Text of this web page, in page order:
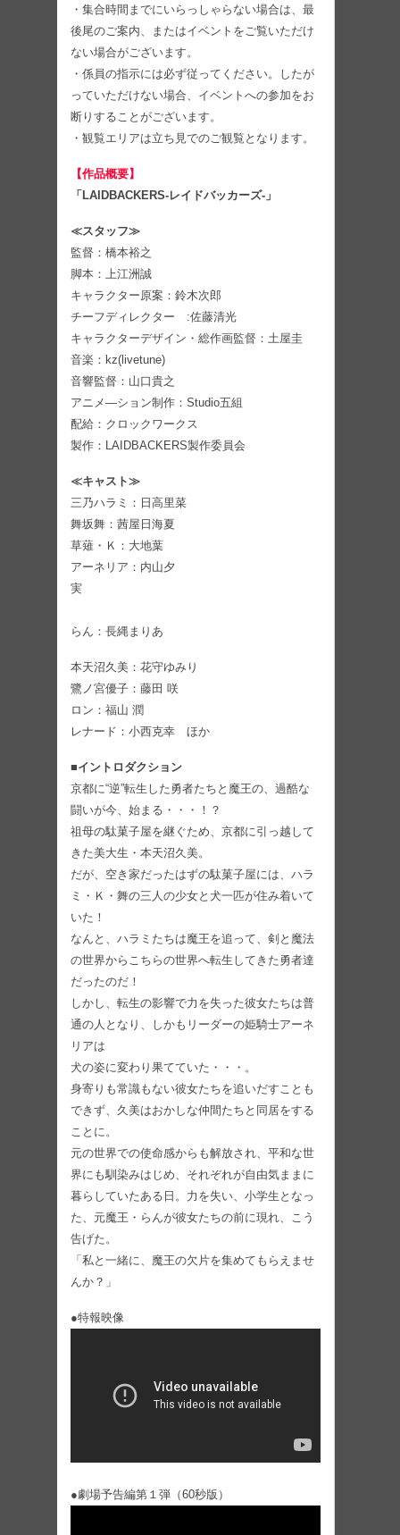
・集合時間までにいらっしゃらない場合は、最
後尾のご案内、またはイベントをご覧いただけ
ない場合がございます。
・係員の指示には必ず従ってください。したが
っていただけない場合、イベントへの参加をお
断りすることがございます。
・観覧エリアは立ち見でのご観覧となります。
【作品概要】
「LAIDBACKERS-レイドバッカーズ-」
≪スタッフ≫
監督：橋本裕之
脚本：上江洲誠
キャラクター原案：鈴木次郎
チーフディレクター :佐藤清光
キャラクターデザイン・総作画監督：土屋圭
音楽：kz(livetune)
音響監督：山口貴之
アニメ―ション制作：Studio五組
配給：クロックワークス
製作：LAIDBACKERS製作委員会
≪キャスト≫
三乃ハラミ：日高里菜
舞坂舞：茜屋日海夏
草薙・Ｋ：大地葉
アーネリア：内山夕
実
らん：長縄まりあ
本天沼久美：花守ゆみり
鷺ノ宮優子：藤田 咲
ロン：福山 潤
レナード：小西克幸 ほか
■イントロダクション
京都に“逆”転生した勇者たちと魔王の、過酷な
闘いが今、始まる・・・！？
祖母の駄菓子屋を継ぐため、京都に引っ越して
きた美大生・本天沼久美。
だが、空き家だったはずの駄菓子屋には、ハラ
ミ・Ｋ・舞の三人の少女と犬一匹が住み着いて
いた！
なんと、ハラミたちは魔王を追って、剣と魔法
の世界からこちらの世界へ転生してきた勇者達
だったのだ！
しかし、転生の影響で力を失った彼女たちは普
通の人となり、しかもリーダーの姫騎士アーネ
リアは
犬の姿に変わり果てていた・・・。
身寄りも常識もない彼女たちを追いだすことも
できず、久美はおかしな仲間たちと同居をする
ことに。
元の世界での使命感からも解放され、平和な世
界にも馴染みはじめ、それぞれが自由気ままに
暮らしていたある日。力を失い、小学生となっ
た、元魔王・らんが彼女たちの前に現れ、こう
告げた。
「私と一緒に、魔王の欠片を集めてもらえませ
んか？」
●特報映像
●劇場予告編第１弾（60秒版）